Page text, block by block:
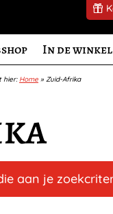
In de winkel
hier: Home » Zuid-Afrika
aan je